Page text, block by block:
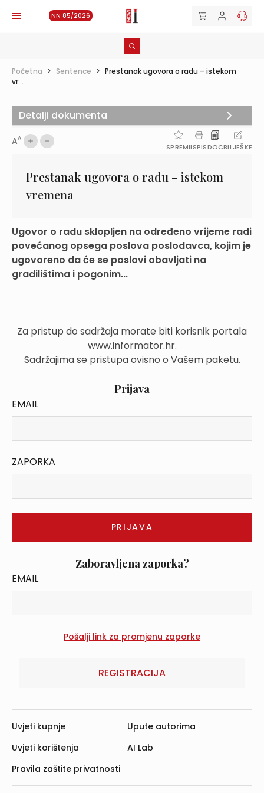
NN 85/2026
Početna > Sentence > Prestanak ugovora o radu – istekom
vr...
AA
SPREMIISPISDOCBILJEŠKE
Prestanak ugovora o radu – istekom
vremena
Ugovor o radu sklopljen na određeno vrijeme radi
povećanog opsega poslova poslodavca, kojim je
ugovoreno da će se poslovi obavljati na
gradilištima i pogonim...
Za pristup do sadržaja morate biti korisnik portala
www.informator.hr.
Sadržajima se pristupa ovisno o Vašem paketu.
Prijava
EMAIL
ZAPORKA
Zaboravljena zaporka?
EMAIL
REGISTRACIJA
Detalji dokumenta
Uvjeti kupnje
Uvjeti korištenja
Pravila zaštite privatnosti
Upute autorima
AI Lab